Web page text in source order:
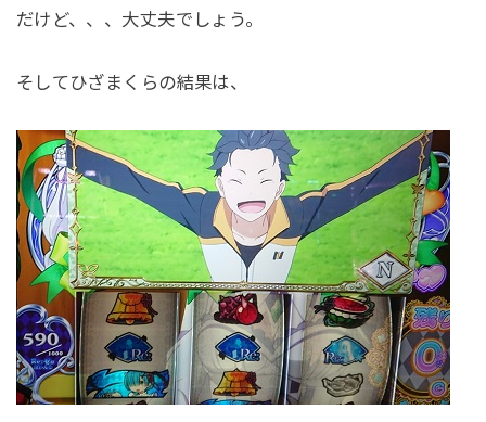
だけど、、、大丈夫でしょう。
そしてひざまくらの結果は、